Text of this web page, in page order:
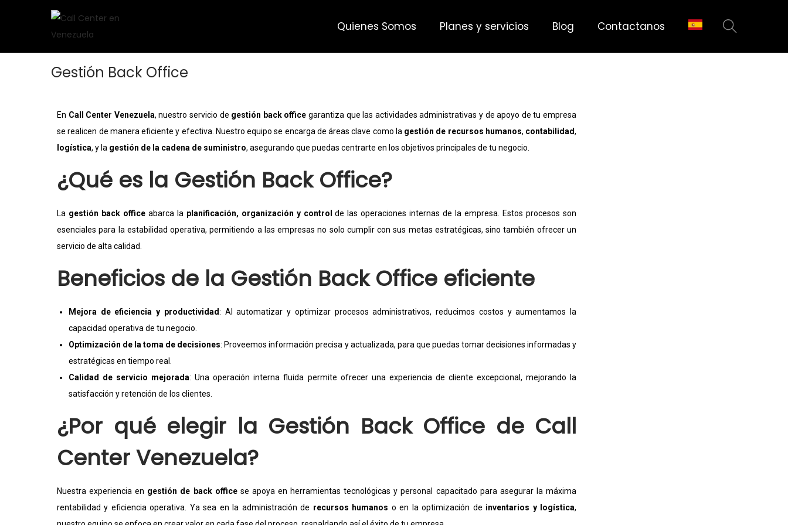
Quienes Somos Planes y servicios Blog Contactanos
Gestión Back Office
En Call Center Venezuela, nuestro servicio de gestión back office garantiza que las actividades administrativas y de apoyo de tu empresa
se realicen de manera eficiente y efectiva. Nuestro equipo se encarga de áreas clave como la gestión de recursos humanos, contabilidad,
logística, y la gestión de la cadena de suministro, asegurando que puedas centrarte en los objetivos principales de tu negocio.
¿Qué es la Gestión Back Office?
La gestión back officeabarca la planificación, organización y control de las operaciones internas de la empresa. Estos procesos son
esenciales para la estabilidad operativa, permitiendo a las empresas no solo cumplir con sus metas estratégicas, sino también ofrecer un
servicio de alta calidad.
Beneficios de la Gestión Back Office eficiente
Mejora de eficiencia y productividad: Al automatizar y optimizar procesos administrativos, reducimos costos y aumentamos la
capacidad operativa de tu negocio.
Optimización de la toma de decisiones: Proveemos información precisa y actualizada, para que puedas tomar decisiones informadas y
estratégicas en tiempo real.
Calidad de servicio mejorada: Una operación interna fluida permite ofrecer una experiencia de cliente excepcional, mejorando la
satisfacción y retención de los clientes.
¿Por qué elegir la Gestión Back Office de Call
Center Venezuela?
Nuestra experiencia en gestión de back officese apoya en herramientas tecnológicas y personal capacitado para asegurar la máxima
rentabilidad y eficiencia operativa. Ya sea en la administración de recursos humanos o en la optimización de inventarios y logística,